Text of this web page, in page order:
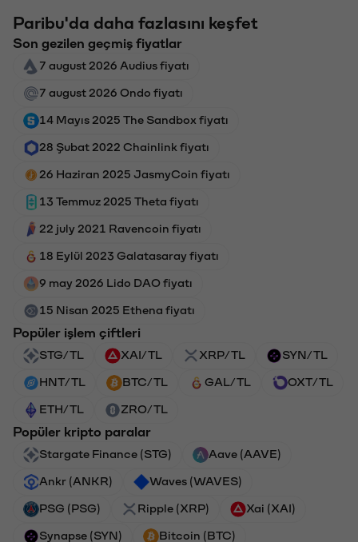
Paribu'da daha fazlasını keşfet
Son gezilen geçmiş fiyatlar
7 august 2026 Audius fiyatı
7 august 2026 Ondo fiyatı
14 Mayıs 2025 The Sandbox fiyatı
28 Şubat 2022 Chainlink fiyatı
26 Haziran 2025 JasmyCoin fiyatı
13 Temmuz 2025 Theta fiyatı
22 july 2021 Ravencoin fiyatı
18 Eylül 2023 Galatasaray fiyatı
9 may 2026 Lido DAO fiyatı
15 Nisan 2025 Ethena fiyatı
Popüler işlem çiftleri
STG/TL XAI/TL XRP/TL SYN/TL
HNT/TL BTC/TL GAL/TL OXT/TL
ETH/TL ZRO/TL
Popüler kripto paralar
Stargate Finance (STG) Aave (AAVE)
Ankr (ANKR) Waves (WAVES)
PSG (PSG) Ripple (XRP) Xai (XAI)
Synapse (SYN) Bitcoin (BTC)